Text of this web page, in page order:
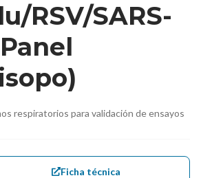
RSV/SARS-
respiratorios para validación de ensayos
Ficha técnica